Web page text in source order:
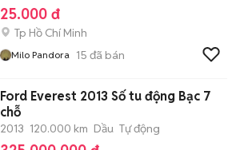
25.000 đ
Tp Hồ Chí Minh
Milo Pandora 15 đã bán
Ford Everest 2013 Số tu động Bạc 7
chỗ
2013 120.000 km Dầu Tự động